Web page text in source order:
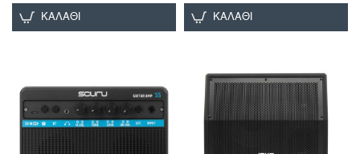
ΚΑΛΆΘΙ ΚΑΛΆΘΙ